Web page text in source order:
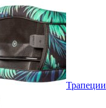
Трапеции